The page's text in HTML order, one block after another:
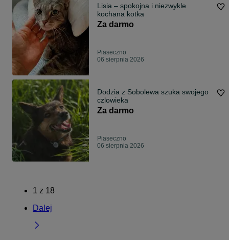
Lisia – spokojna i niezwykle
kochana kotka
Za darmo
Piaseczno
06 sierpnia 2026
Dodzia z Sobolewa szuka swojego
czlowieka
Za darmo
Piaseczno
06 sierpnia 2026
1 z 18
Dalej